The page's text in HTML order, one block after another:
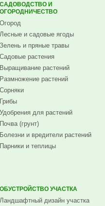
САДОВОДСТВО И
ОГОРОДНИЧЕСТВО
Огород
Лесные и садовые ягоды
Зелень и пряные травы
Садовые растения
Выращивание растений
Размножение растений
Сорняки
Грибы
Удобрения для растений
Почва (грунт)
Болезни и вредители растений
Парники и теплицы
ОБУСТРОЙСТВО УЧАСТКА
Ландшафтный дизайн участка